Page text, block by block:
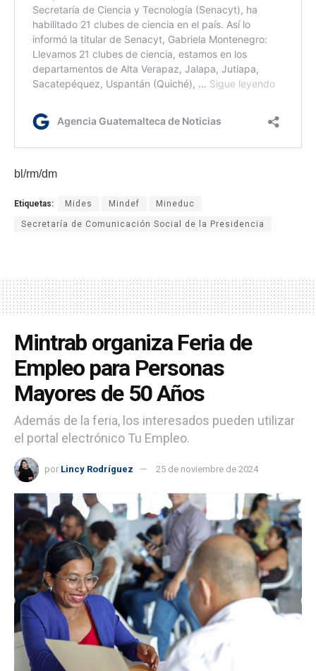
bl/rm/dm
Etiquetas: Mides Mindef Mineduc
Secretaría de Comunicación Social de la Presidencia
Mintrab organiza Feria de
Empleo para Personas
Mayores de 50 Años
Además de la feria, los interesados pueden utilizar
el portal electrónico Tu Empleo.
por Lincy Rodríguez 25 de noviembre de 2024